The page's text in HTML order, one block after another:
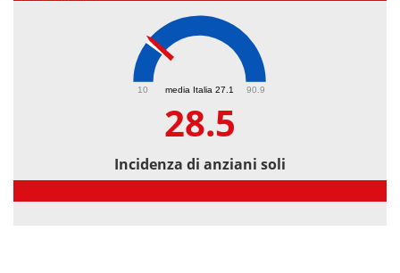
media Italia 27.1
10 90.9
28.5
Incidenza di anziani soli